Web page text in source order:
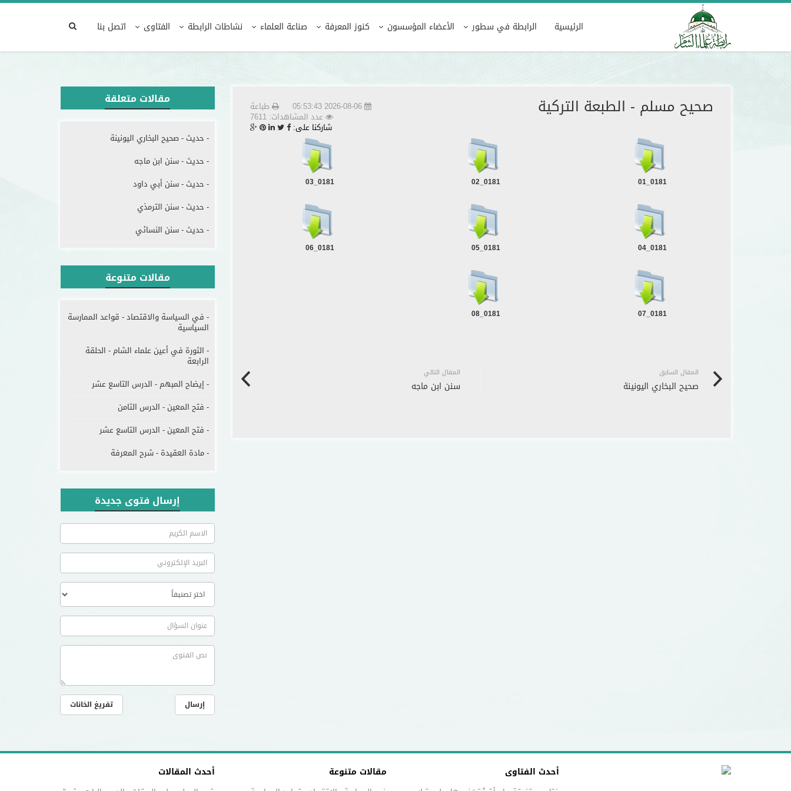
الرئيسية الرابطة في سطور الأعضاء المؤسسون كنوز المعرفة صناعة العلماء نشاطات الرابطة الفتاوى اتصل بنا صحيح مسلم - الطبعة التركية صحيح مسلم - الطبعة التركية
صحيح مسلم - الطبعة التركية طباعة 2026-08-06 05:53:43
عدد المشاهدات: 7611
شاركنا على:
0181_01
0181_02
0181_03
0181_04
0181_05
0181_06
0181_07
0181_08
المقال السابق
صحيح البخاري اليونينة
المقال التالي
سنن ابن ماجه
مقالات متعلقة
- حديث - صحيح البخاري اليونينة
- حديث - سنن ابن ماجه
- حديث - سنن أبي داود
- حديث - سنن الترمذي
- حديث - سنن النسائي
مقالات متنوعة
- في السياسة والاقتصاد - قواعد الممارسة
السياسية
- الثورة في أعين علماء الشام - الحلقة
الرابعة
- إيضاح المبهم - الدرس التاسع عشر
- فتح المعين - الدرس الثامن
- فتح المعين - الدرس التاسع عشر
- مادة العقيدة - شرح المعرفة
إرسال فتوى جديدة
إرسال تفريغ الخانات
أحدث الفتاوى مقالات متنوعة أحدث المقالات